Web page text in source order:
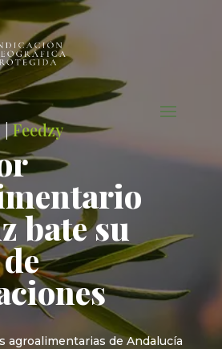
|Feedzy
bate su
agroalimentarias de Andalucía